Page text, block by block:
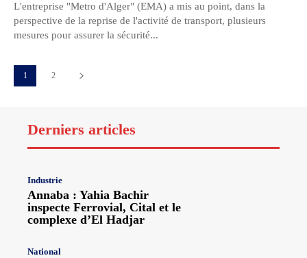
L'entreprise "Metro d'Alger" (EMA) a mis au point, dans la
perspective de la reprise de l'activité de transport, plusieurs
mesures pour assurer la sécurité...
1 2
Derniers articles
Industrie
Annaba : Yahia Bachir
inspecte Ferrovial, Cital et le
complexe d’El Hadjar
National